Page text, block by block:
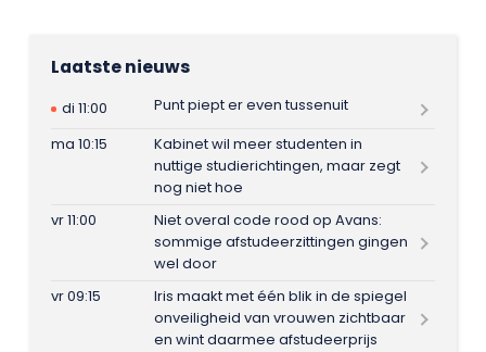
Laatste nieuws
di 11:00
Punt piept er even tussenuit
ma 10:15
Kabinet wil meer studenten in
nuttige studierichtingen, maar zegt
nog niet hoe
vr 11:00
Niet overal code rood op Avans:
sommige afstudeerzittingen gingen
wel door
vr 09:15
Iris maakt met één blik in de spiegel
onveiligheid van vrouwen zichtbaar
en wint daarmee afstudeerprijs